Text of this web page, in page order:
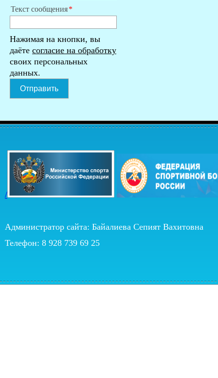
Текст сообщения
Нажимая на кнопки, вы
даёте согласие на обработку
своих персональных
данных.
Отправить
/
Администратор сайта: Байалиева Сепият Вахитовна
Телефон: 8 928 739 69 25